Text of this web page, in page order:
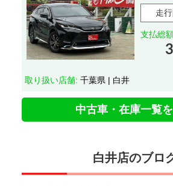
走
支払総
取り扱い店舗: 千葉県 | 白井
中古車・在庫一覧
白井店のブロ